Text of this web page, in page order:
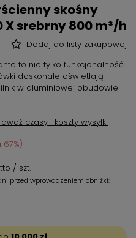
skośny
X srebrny 800 m³/h
Dodaj do listy zakupowej
to nie tylko funkcjonalność
doskonale oświetlają
w aluminiowej obudowie
czasy i koszty wysyłki
67%)
/ szt.
przed wprowadzeniem obniżki: